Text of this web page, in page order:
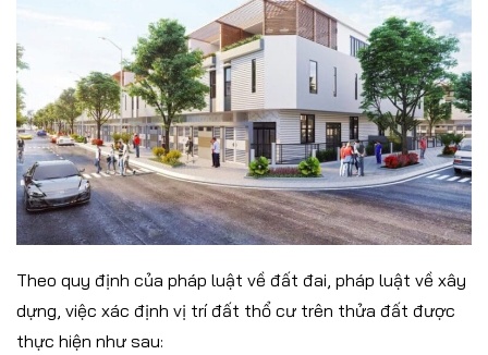
Theo quy định của pháp luật về đất đai, pháp luật về xây
dựng, việc xác định vị trí đất thổ cư trên thửa đất được
thực hiện như sau: